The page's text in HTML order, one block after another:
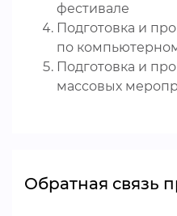
фестивале
Подготовка и
по
Подготовка и
массовых
Обратная связь